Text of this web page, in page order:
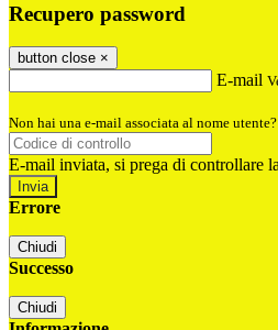
Recupero password
button close ×
E-mail
Non hai una e-mail associata al nome
E-mail inviata, si prega di controllare
Errore
Chiudi
Successo
Chiudi